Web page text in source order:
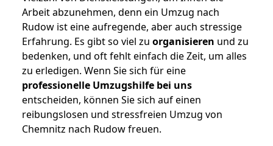
Arbeit abzunehmen, denn ein Umzug nach
Rudow ist eine aufregende, aber auch stressige
Erfahrung. Es gibt so viel zu organisieren und zu
bedenken, und oft fehlt einfach die Zeit, um alles
zu erledigen. Wenn Sie sich für eine
professionelle Umzugshilfe bei uns
entscheiden, können Sie sich auf einen
reibungslosen und stressfreien Umzug von
Chemnitz nach Rudow freuen.